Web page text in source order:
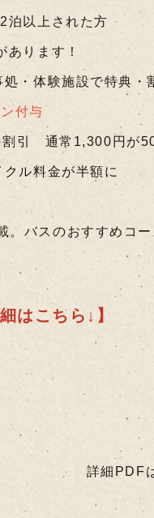
以上された方
ります！
・体験施設で特典・
付与
引 通常1,300円が
ル料金が半額に
。バスのおすすめコ
はこちら↓】
詳細PDF